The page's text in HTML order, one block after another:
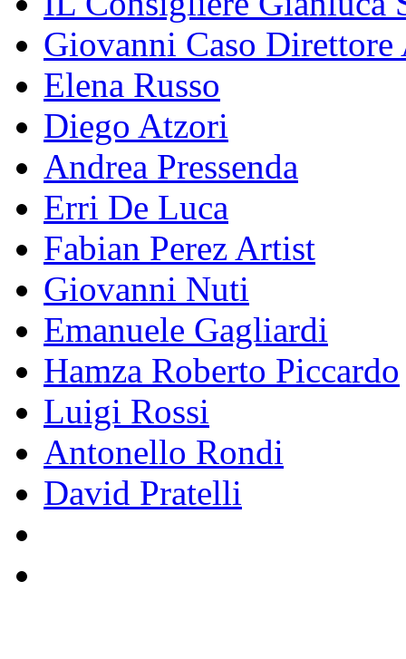
Giovanni Caso
Elena Russo
Diego Atzori
Andrea Pressenda
Erri De Luca
Fabian Perez Artist
Giovanni Nuti
Emanuele Gagliardi
Hamza Roberto Piccardo
Luigi Rossi
Antonello Rondi
David Pratelli